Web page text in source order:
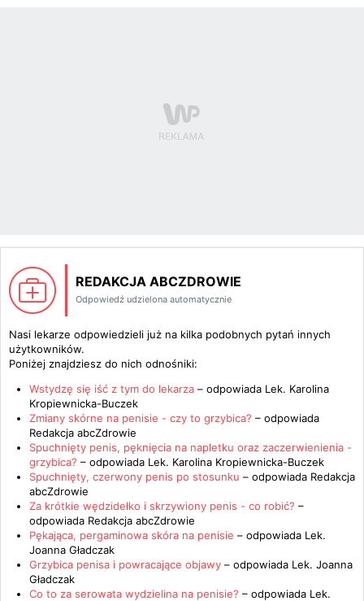
REDAKCJA ABCZDROWIE
Odpowiedź udzielona automatycznie
Nasi lekarze odpowiedzieli już na kilka podobnych pytań innych
użytkowników.
Poniżej znajdziesz do nich odnośniki:
Wstydzę się iść z tym do lekarza – odpowiada Lek. Karolina
Kropiewnicka-Buczek
Zmiany skórne na penisie - czy to grzybica? – odpowiada
Redakcja abcZdrowie
Spuchnięty penis, pęknięcia na napletku oraz zaczerwienienia -
grzybica? – odpowiada Lek. Karolina Kropiewnicka-Buczek
Spuchnięty, czerwony penis po stosunku – odpowiada Redakcja
abcZdrowie
Za krótkie wędzidełko i skrzywiony penis - co robić? –
odpowiada Redakcja abcZdrowie
Pękająca, pergaminowa skóra na penisie – odpowiada Lek.
Joanna Gładczak
Grzybica penisa i powracające objawy – odpowiada Lek. Joanna
Gładczak
Co to za serowata wydzielina na penisie? – odpowiada Lek.